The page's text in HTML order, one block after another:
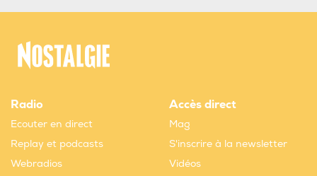
Radio
Ecouter en direct
Replay et podcasts
Webradios
Accès direct
Mag
S'inscrire à la newsletter
Vidéos